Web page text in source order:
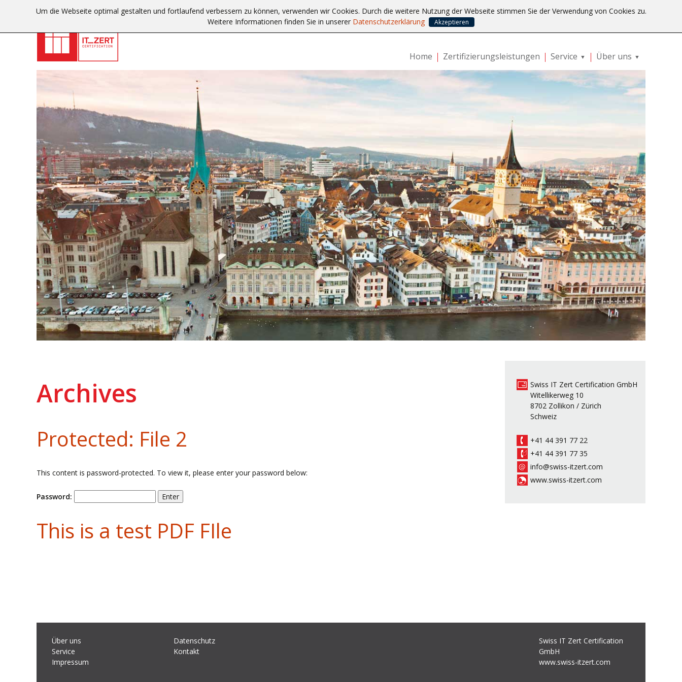
Home Zertifizierungsleistungen Service Über uns
Archives
Protected: File 2
This content is password-protected. To view it, please enter your password below:
Password:
This is a test PDF FIle
Swiss IT Zert Certification GmbH
Witellikerweg 10
8702 Zollikon / Zürich
Schweiz
+41 44 391 77 22
+41 44 391 77 35
info@swiss-itzert.com
www.swiss-itzert.com
Über uns
Service
Impressum
Datenschutz
Kontakt
Swiss IT Zert Certification
GmbH
www.swiss-itzert.com
Um die Webseite optimal gestalten und fortlaufend verbessern zu können, verwenden wir Cookies. Durch die weitere Nutzung der Webseite stimmen Sie der Verwendung von Cookies zu.
Weitere Informationen finden Sie in unserer Datenschutzerklärung Akzeptieren